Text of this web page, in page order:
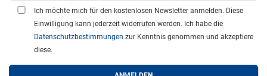
Ich möchte mich für den kostenlosen Newsletter anmelden. Diese
Einwilligung kann jederzeit widerrufen werden. Ich habe die
Datenschutzbestimmungen zur Kenntnis genommen und akzeptiere
diese.